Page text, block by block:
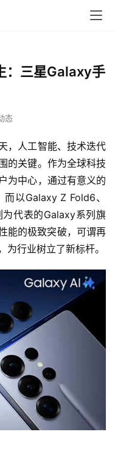
：三星Galaxy手
态
，人工智能、技术迭代
的关键。作为全球科技
为中心，通过有意义的
以Galaxy Z Fold6、
代表的Galaxy系列旗
能的极致突破，可谓再
行业树立了新标杆。